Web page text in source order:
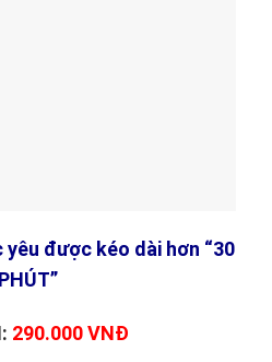
yêu được kéo dài hơn “30
PHÚT”
290.000 VNĐ